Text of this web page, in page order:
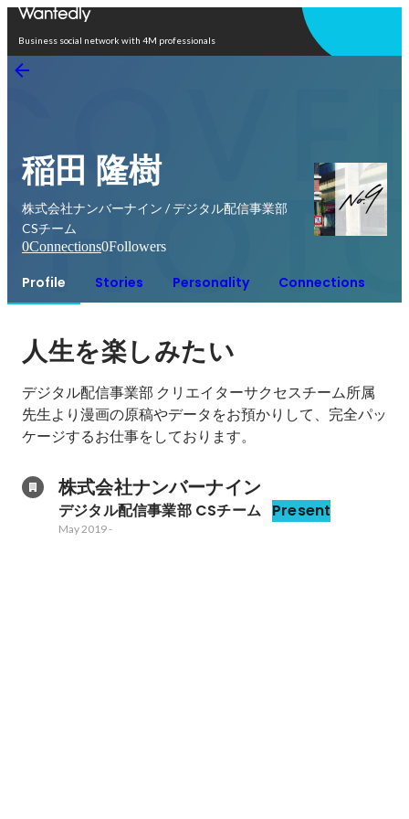
Business social network with 4M professionals
稲田 隆樹
株式会社ナンバーナイン / デジタル配信事業部
CSチーム
0Connections0Followers
Profile Stories Personality Connections
人生を楽しみたい
デジタル配信事業部 クリエイターサクセスチーム所属
先生より漫画の原稿やデータをお預かりして、完全パッ
株式会社ナンバーナイン
デジタル配信事業部 CSチーム Present
May 2019-